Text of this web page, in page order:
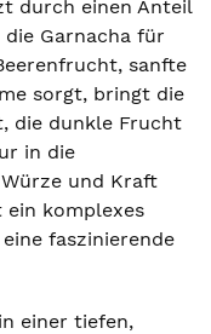
durch einen Anteil
die Garnacha für
sanfte
sorgt, bringt die
die dunkle Frucht
in die
und Kraft
ein komplexes
faszinierende
einer tiefen,